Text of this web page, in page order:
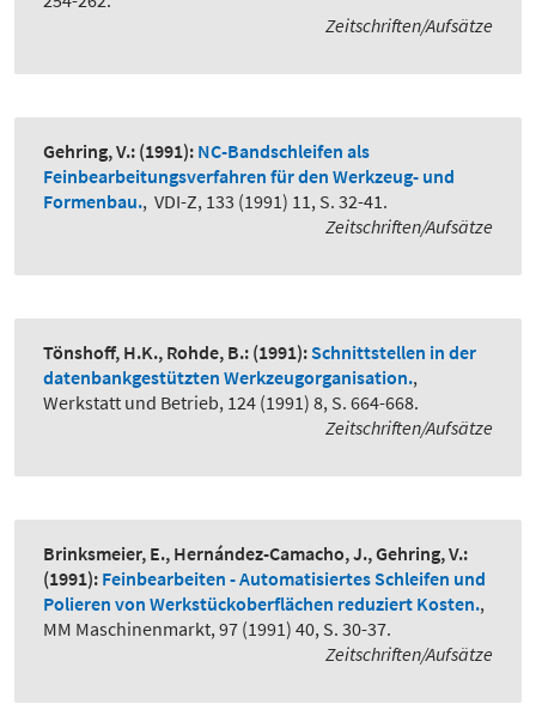
Zeitschriften/Aufsätze
Gehring, V.: (1991): NC-Bandschleifen als
Feinbearbeitungsverfahren für den Werkzeug- und
Formenbau., VDI-Z, 133 (1991) 11, S. 32-41.
Zeitschriften/Aufsätze
Tönshoff, H.K., Rohde, B.: (1991):Schnittstellen in der
datenbankgestützten Werkzeugorganisation.,
Werkstatt und Betrieb, 124 (1991) 8, S. 664-668.
Zeitschriften/Aufsätze
Brinksmeier, E., Hernández-Camacho, J., Gehring, V.:
(1991): Feinbearbeiten - Automatisiertes Schleifen und
Polieren von Werkstückoberflächen reduziert Kosten.,
MM Maschinenmarkt, 97 (1991) 40, S. 30-37.
Zeitschriften/Aufsätze